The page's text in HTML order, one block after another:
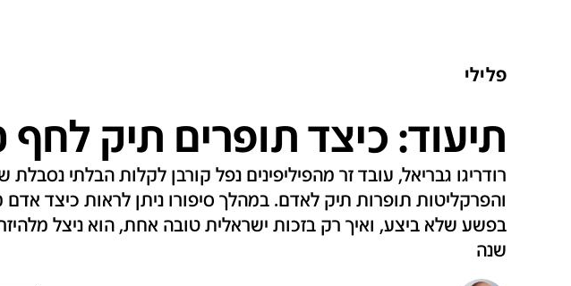
פלילי
תיעוד: כיצד תופרים תיק
רודריגו גבריאל, עובד זר מהפיליפינים נפל קורבן לקלות הבלתי
והפרקליטות תופרות תיק לאדם. במהלך סיפורו ניתן לראות כיצד אדם
שנה